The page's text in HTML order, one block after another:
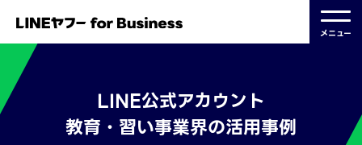
メニュー
LINE公式アカウント
教育・習い事業界の活用事例